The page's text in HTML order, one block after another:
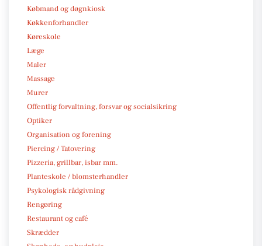
Købmand og døgnkiosk
Køkkenforhandler
Køreskole
Læge
Maler
Massage
Murer
Offentlig forvaltning, forsvar og socialsikring
Optiker
Organisation og forening
Piercing / Tatovering
Pizzeria, grillbar, isbar mm.
Planteskole / blomsterhandler
Psykologisk rådgivning
Rengøring
Restaurant og café
Skrædder